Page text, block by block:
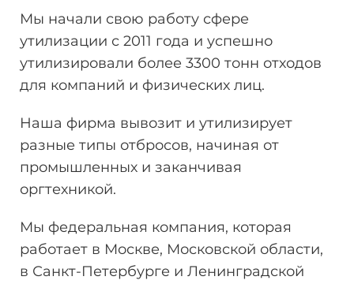
Мы начали свою работу сфере
утилизации с 2011 года и успешно
утилизировали более 3300 тонн отходов
для компаний и физических лиц.
Наша фирма вывозит и утилизирует
разные типы отбросов, начиная от
промышленных и заканчивая
оргтехникой.
Мы федеральная компания, которая
работает в Москве, Московской области,
в Санкт-Петербурге и Ленинградской